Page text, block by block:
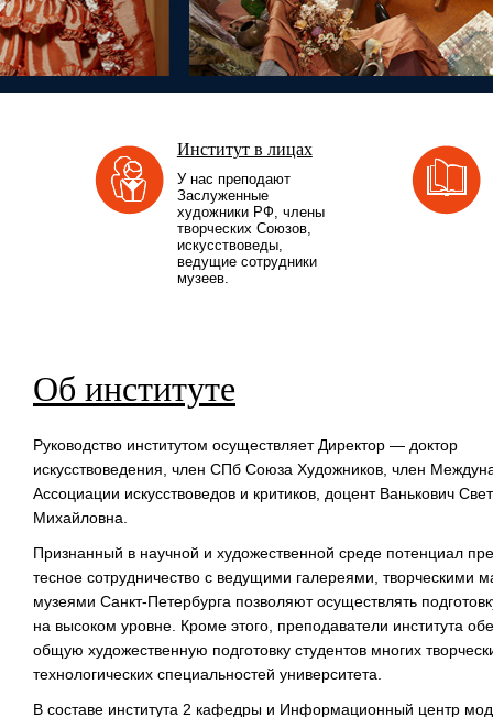
Институт в лицах
У нас преподают
Заслуженные
художники РФ, члены
творческих Союзов,
искусствоведы,
ведущие сотрудники
музеев.
Об институте
Руководство институтом осуществляет Директор — доктор
искусствоведения, член СПб Союза Художников, член
Ассоциации искусствоведов и критиков, доцент Ванькович
Михайловна.
Признанный в научной и художественной среде потенциал
тесное сотрудничество с ведущими галереями, творческими
музеями Санкт-Петербурга позволяют осуществлять
на высоком уровне. Кроме этого, преподаватели института
общую художественную подготовку студентов многих
технологических специальностей университета.
В составе института 2 кафедры и Информационный центр